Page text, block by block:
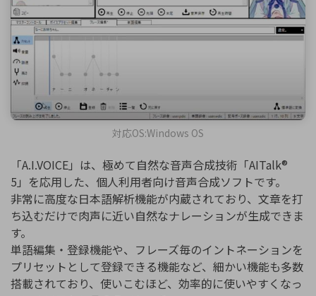
対応OS:Windows OS
「A.I.VOICE」は、極めて自然な音声合成技術「AITalk®
5」を応用した、個人利用者向け音声合成ソフトです。
非常に高度な日本語解析機能が内蔵されており、文章を打
ち込むだけで肉声に近い自然なナレーションが生成できま
す。
単語編集・登録機能や、フレーズ毎のイントネーションを
プリセットとして登録できる機能など、細かい機能も多数
搭載されており、使いこむほど、効率的に使いやすくなっ